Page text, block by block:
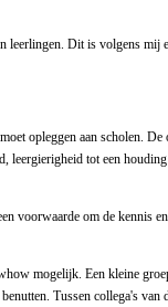
Dit is volgens
opleggen aan scholen.
tot een
voorwaarde om de
mogelijk. Een kleine
Tussen collega's